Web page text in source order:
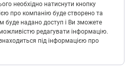
необхідно натиснути кнопку
про компанію буде створено та
буде надано доступ і Ви зможете
редагувати інформацію.
під інформацією про